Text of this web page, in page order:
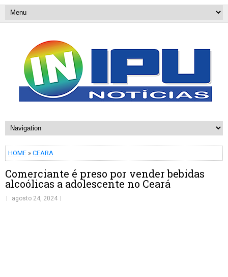
HOME » CEARA
Comerciante é preso por vender bebidas
alcoólicas a adolescente no Ceará
agosto 24, 2024